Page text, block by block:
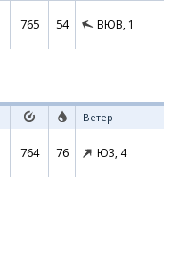
765 54 ВЮВ, 1
Ветер
764 76 ЮЗ, 4